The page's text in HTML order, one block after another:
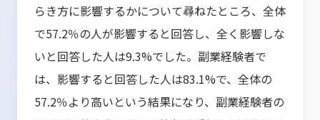
らき方に影響するかについて尋ねたところ、全体
で57.2％の人が影響すると回答し、全く影響しな
いと回答した人は9.3%でした。副業経験者で
は、影響すると回答した人は83.1%で、全体の
57.2％より高いという結果になり、副業経験者の